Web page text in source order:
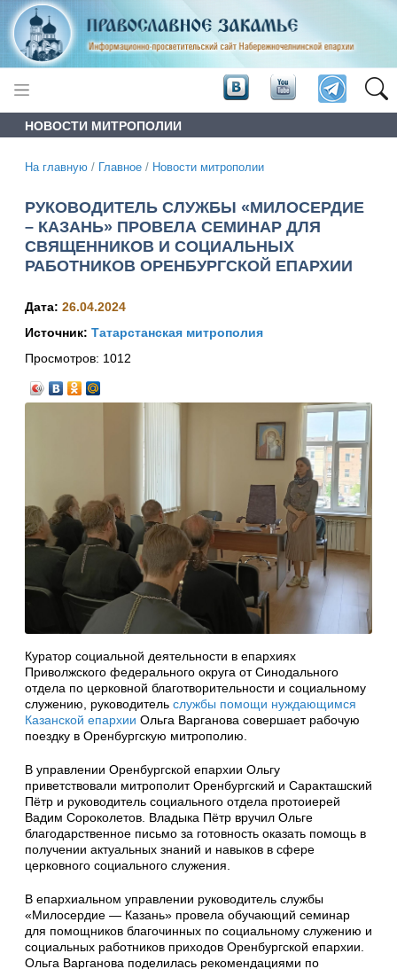
НОВОСТИ МИТРОПОЛИИ
На главную / Главное / Новости митрополии
РУКОВОДИТЕЛЬ СЛУЖБЫ «МИЛОСЕРДИЕ
– КАЗАНЬ» ПРОВЕЛА СЕМИНАР ДЛЯ
СВЯЩЕННИКОВ И СОЦИАЛЬНЫХ
РАБОТНИКОВ ОРЕНБУРГСКОЙ ЕПАРХИИ
Дата: 26.04.2024
Источник: Татарстанская митрополия
Просмотров: 1012
Куратор социальной деятельности в епархиях
Приволжского федерального округа от Синодального
отдела по церковной благотворительности и социальному
служению, руководитель службы помощи нуждающимся
Казанской епархии Ольга Варганова совершает рабочую
поездку в Оренбургскую митрополию.
В управлении Оренбургской епархии Ольгу
приветствовали митрополит Оренбургский и Саракташский
Пётр и руководитель социального отдела протоиерей
Вадим Сороколетов. Владыка Пётр вручил Ольге
благодарственное письмо за готовность оказать помощь в
получении актуальных знаний и навыков в сфере
церковного социального служения.
В епархиальном управлении руководитель службы
«Милосердие — Казань» провела обучающий семинар
для помощников благочинных по социальному служению и
социальных работников приходов Оренбургской епархии.
Ольга Варганова поделилась рекомендациями по